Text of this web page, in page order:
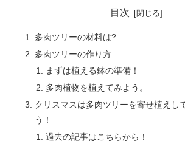
目次
多肉ツリーの材料は?
多肉ツリーの作り方
まずは植える鉢の準備！
多肉植物を植えてみよう。
クリスマスは多肉ツリーを寄せ植えし
う！
過去の記事はこちらから！